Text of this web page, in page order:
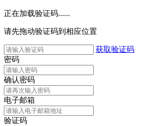
正在加载验证码......
请先拖动验证码到相应位置
获取验证码
密码
确认密码
电子邮箱
验证码